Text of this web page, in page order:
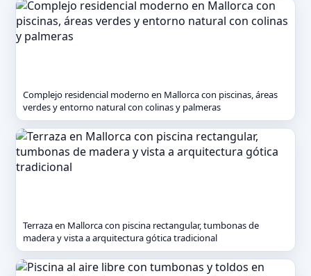
Complejo residencial moderno en Mallorca con piscinas, áreas
verdes y entorno natural con colinas y palmeras
Terraza en Mallorca con piscina rectangular, tumbonas de
madera y vista a arquitectura gótica tradicional